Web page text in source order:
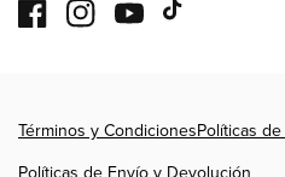
FacebookInstagramYouTubeTikTok
Términos y CondicionesPolíticas
Políticas de Envío y Devolución